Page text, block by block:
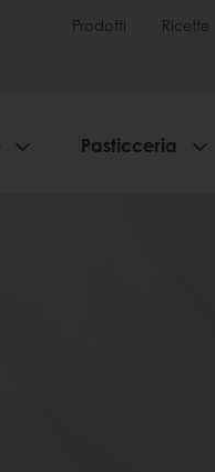
Prodotti Ricette
Pasticceria